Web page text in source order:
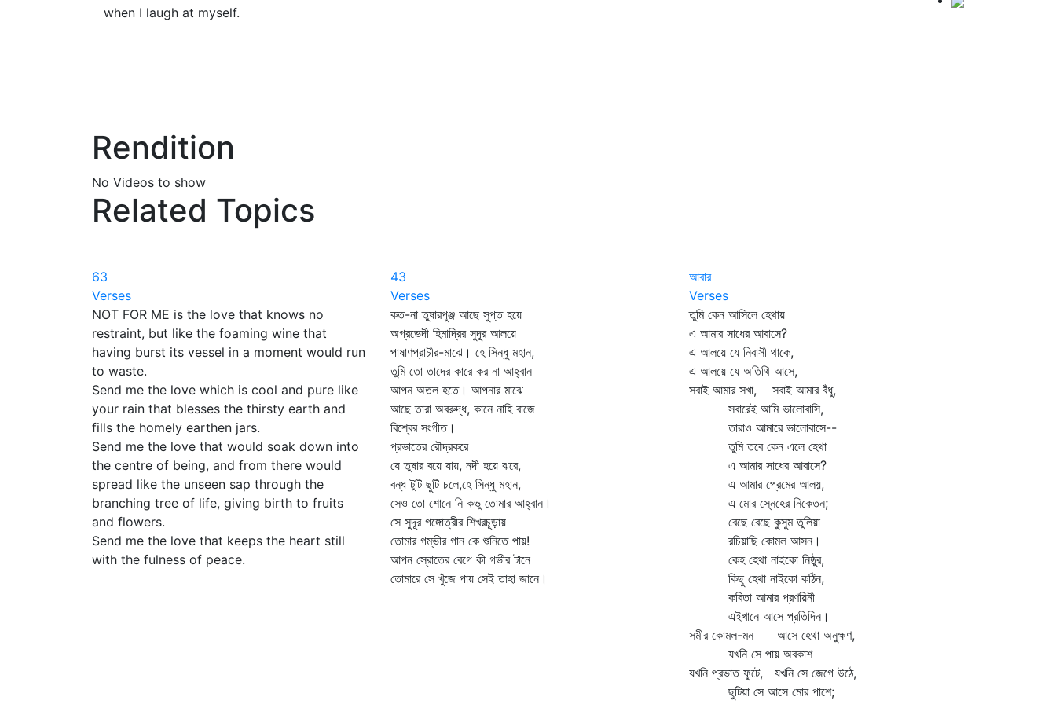
when I laugh at myself.
Rendition
No Videos to show
Related Topics
63
Verses
NOT FOR ME is the love that knows no
restraint, but like the foaming wine that
having burst its vessel in a moment would run
to waste.
Send me the love which is cool and pure like
your rain that blesses the thirsty earth and
fills the homely earthen jars.
Send me the love that would soak down into
the centre of being, and from there would
spread like the unseen sap through the
branching tree of life, giving birth to fruits
and flowers.
Send me the love that keeps the heart still
with the fulness of peace.
43
Verses
কত-না তুষারপুঞ্জ আছে সুপ্ত হয়ে
অগ্রভেদী হিমাদ্রির সুদূর আলয়ে
পাষাণপ্রাচীর-মাঝে। হে সিন্ধু মহান,
তুমি তো তাদের কারে কর না আহ্বান
আপন অতল হতে। আপনার মাঝে
আছে তারা অবরুদ্ধ, কানে নাহি বাজে
বিশ্বের সংগীত।
প্রভাতের রৌদ্রকরে
যে তুষার বয়ে যায়, নদী হয়ে ঝরে,
বন্ধ টুটি ছুটি চলে,হে সিন্ধু মহান,
সেও তো শোনে নি কভু তোমার আহ্বান।
সে সুদূর গঙ্গোত্রীর শিখরচূড়ায়
তোমার গম্ভীর গান কে শুনিতে পায়!
আপন স্রোতের বেগে কী গভীর টানে
তোমারে সে খুঁজে পায় সেই তাহা জানে।
আবার
Verses
তুমি কেন আসিলে হেথায়
এ আমার সাধের আবাসে?
এ আলয়ে যে নিবাসী থাকে,
এ আলয়ে যে অতিথি আসে,
সবাই আমার সখা, সবাই আমার বঁধু,
সবারেই আমি ভালোবাসি,
তারাও আমারে ভালোবাসে--
তুমি তবে কেন এলে হেথা
এ আমার সাধের আবাসে?
এ আমার প্রেমের আলয়,
এ মোর স্নেহের নিকেতন;
বেছে বেছে কুসুম তুলিয়া
রচিয়াছি কোমল আসন।
কেহ হেথা নাইকো নিষ্ঠুর,
কিছু হেথা নাইকো কঠিন,
কবিতা আমার প্রণয়িনী
এইখানে আসে প্রতিদিন।
সমীর কোমল-মন আসে হেথা অনুক্ষণ,
যখনি সে পায় অবকাশ
যখনি প্রভাত ফুটে, যখনি সে জেগে উঠে,
ছুটিয়া সে আসে মোর পাশে;